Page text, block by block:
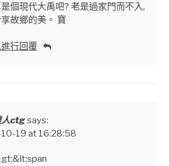
個現代大禹吧? 老是過家門而不入,
故鄉的美。 寶
行回覆
人ctgsays:
19 at 16:28:58